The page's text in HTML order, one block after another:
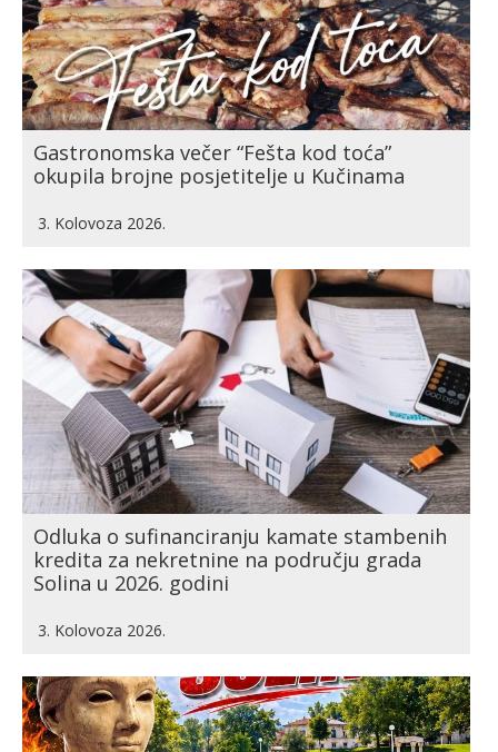
Gastronomska večer “Fešta kod toća”
okupila brojne posjetitelje u Kučinama
3. Kolovoza 2026.
Odluka o sufinanciranju kamate stambenih
kredita za nekretnine na području grada
Solina u 2026. godini
3. Kolovoza 2026.